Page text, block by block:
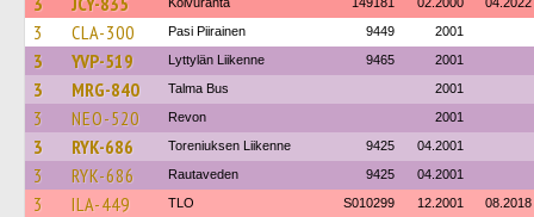
3 CLA-300 Pasi Piirainen 9449 2001
3 YVP-519 Lyttylän Liikenne 9465 2001
3 MRG-840 Talma Bus 2001
3 NEO-520 Revon 2001
3 RYK-686 Toreniuksen Liikenne 9425 04.2001
3 RYK-686 Rautaveden 9425 04.2001
3 ILA-449 TLO S010299 12.2001 08.2018